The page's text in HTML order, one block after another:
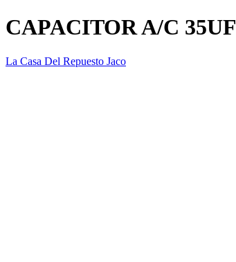
CAPACITOR A/C 35UF
La Casa Del Repuesto Jaco